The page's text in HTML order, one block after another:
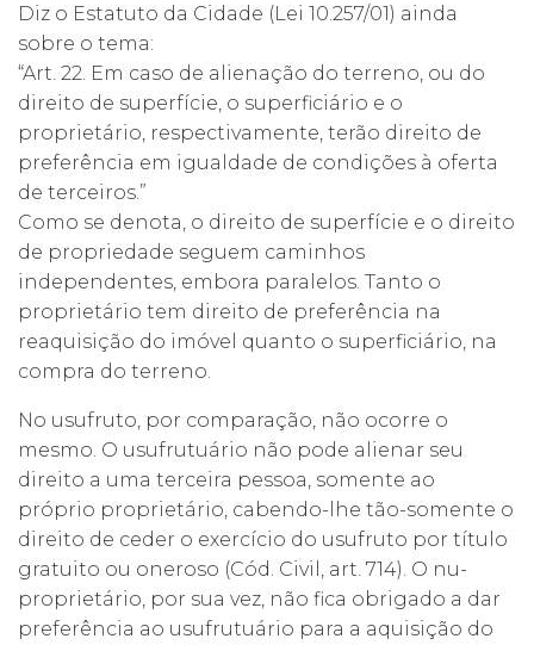
Diz o Estatuto da Cidade (Lei 10.257/01) ainda
sobre o tema:
“Art. 22. Em caso de alienação do terreno, ou do
direito de superfície, o superficiário e o
proprietário, respectivamente, terão direito de
preferência em igualdade de condições à oferta
de terceiros.”
Como se denota, o direito de superfície e o direito
de propriedade seguem caminhos
independentes, embora paralelos. Tanto o
proprietário tem direito de preferência na
reaquisição do imóvel quanto o superficiário, na
compra do terreno.
No usufruto, por comparação, não ocorre o
mesmo. O usufrutuário não pode alienar seu
direito a uma terceira pessoa, somente ao
próprio proprietário, cabendo-lhe tão-somente o
direito de ceder o exercício do usufruto por título
gratuito ou oneroso (Cód. Civil, art. 714). O nu-
proprietário, por sua vez, não fica obrigado a dar
preferência ao usufrutuário para a aquisição do